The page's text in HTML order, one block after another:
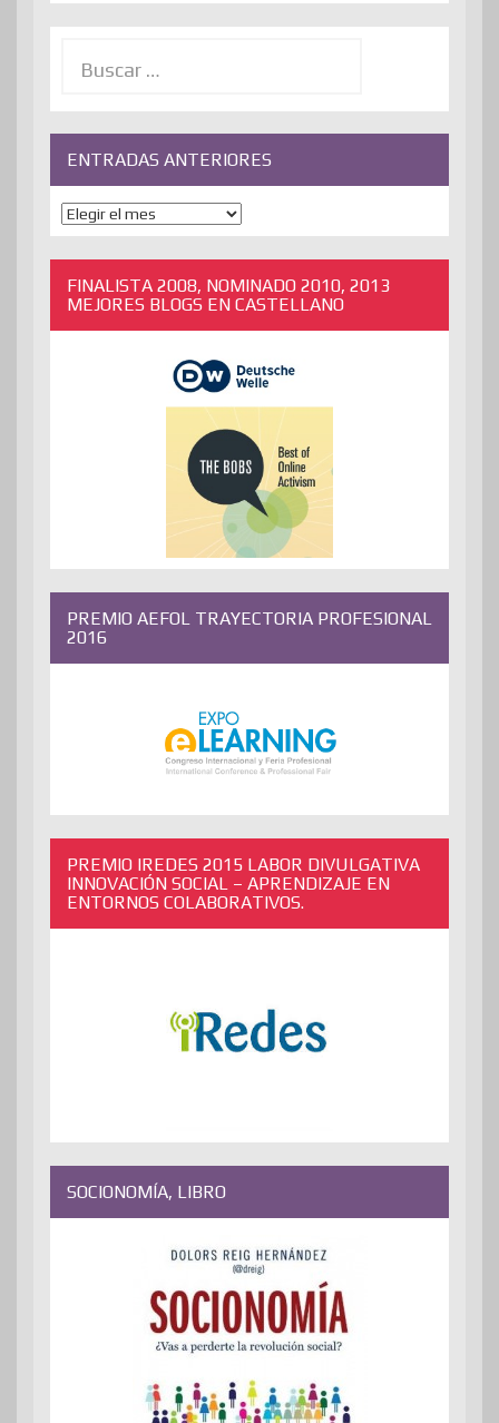
ENTRADAS ANTERIORES
ENTRADAS
ANTERIORES
FINALISTA 2008, NOMINADO 2010, 2013
MEJORES BLOGS EN CASTELLANO
PREMIO AEFOL TRAYECTORIA PROFESIONAL
2016
PREMIO IREDES 2015 LABOR DIVULGATIVA
INNOVACIÓN SOCIAL – APRENDIZAJE EN
ENTORNOS COLABORATIVOS.
SOCIONOMÍA, LIBRO